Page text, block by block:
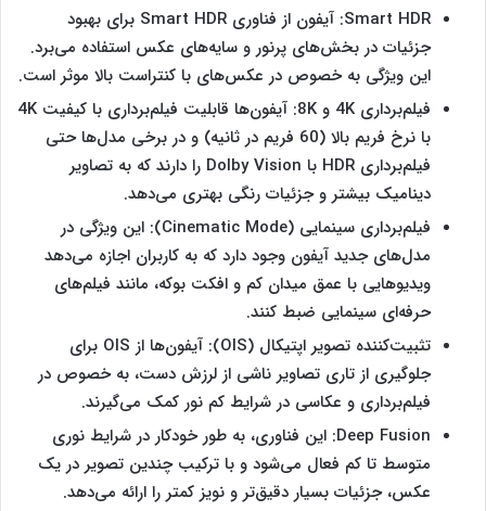
Smart HDR: آیفون از فناوری Smart HDR برای بهبود
جزئیات در بخش‌های پرنور و سایه‌های عکس استفاده می‌برد.
این ویژگی به خصوص در عکس‌های با کنتراست بالا موثر است.
فیلم‌برداری 4K و 8K: آیفون‌ها قابلیت فیلم‌برداری با کیفیت 4K
با نرخ فریم بالا (60 فریم در ثانیه) و در برخی مدل‌ها حتی
فیلم‌برداری HDR با Dolby Vision را دارند که به تصاویر
دینامیک بیشتر و جزئیات رنگی بهتری می‌دهد.
فیلم‌برداری سینمایی (Cinematic Mode): این ویژگی در
مدل‌های جدید آیفون وجود دارد که به کاربران اجازه می‌دهد
ویدیوهایی با عمق میدان کم و افکت بوکه، مانند فیلم‌های
حرفه‌ای سینمایی ضبط کنند.
تثبیت‌کننده تصویر اپتیکال (OIS): آیفون‌ها از OIS برای
جلوگیری از تاری تصاویر ناشی از لرزش دست، به خصوص در
فیلم‌برداری و عکاسی در شرایط کم نور کمک می‌گیرند.
Deep Fusion: این فناوری، به طور خودکار در شرایط نوری
متوسط تا کم فعال می‌شود و با ترکیب چندین تصویر در یک
عکس، جزئیات بسیار دقیق‌تر و نویز کمتر را ارائه می‌دهد.